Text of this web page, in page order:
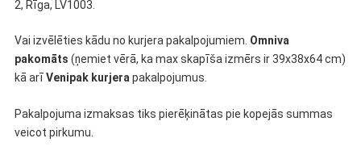
2, Rīga, LV1003.
Vai izvēlēties kādu no kurjera pakalpojumiem. Omniva
pakomāts (ņemiet vērā, ka max skapīša izmērs ir 39x38x64 cm)
kā arīVenipak kurjerapakalpojumus.
Pakalpojuma izmaksas tiks pierēķinātas pie kopejās summas
veicot pirkumu.